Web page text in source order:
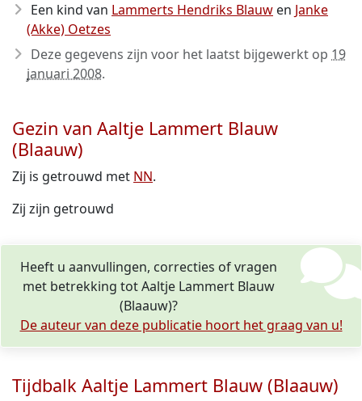
Een kind van Lammerts Hendriks Blauw en Janke
(Akke) Oetzes
Deze gegevens zijn voor het laatst bijgewerkt op 19
januari 2008.
Gezin van Aaltje Lammert Blauw
(Blaauw)
Zij is getrouwd met NN.
Zij zijn getrouwd
Heeft u aanvullingen, correcties of vragen
met betrekking tot Aaltje Lammert Blauw
(Blaauw)?
De auteur van deze publicatie hoort het graag van u!
Tijdbalk Aaltje Lammert Blauw (Blaauw)